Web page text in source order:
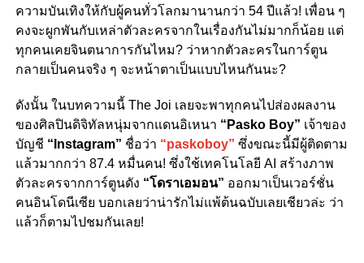
ความบันเทิงให้กับผู้คนทั่วโลกมานานกว่า 54 ปีแล้ว! เพื่อน ๆ
คงจะผูกพันกับเหล่าตัวละครจากในเรื่องกันไม่มากก็น้อย แต่
ทุกคนเคยจินตนาการกันไหม? ว่าหากตัวละครในการ์ตูน
กลายเป็นคนจริง ๆ จะหน้าตาเป็นแบบไหนกันนะ?
ดังนั้น ในบทความนี้ The Joi เลยจะพาทุกคนไปส่องผลงาน
ของศิลปินดิจิทัลหนุ่มจากแดนอิเหนา “Pasko Boy” เจ้าของ
บัญชี “Instagram” ชื่อว่า “paskoboy” ซึ่งขณะนี้มีผู้ติดตาม
แล้วมากกว่า 87.4 หมื่นคน! ซึ่งใช้เทคโนโลยี AI สร้างภาพ
ตัวละครจากการ์ตูนดัง “โดราเอมอน” ออกมาเป็นเวอร์ชั่น
คนอินโดนีเซีย บอกเลยว่าน่ารักไม่แพ้ต้นฉบับเลยเชียวล่ะ ว่า
แล้วก็ตามไปชมกันเลย!